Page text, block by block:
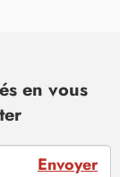
en vous
Envoyer